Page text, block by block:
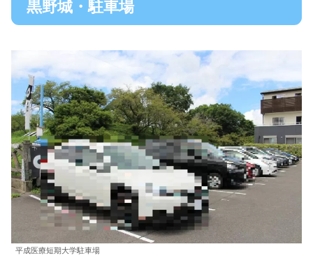
黒野城・駐車場
平成医療短期大学駐車場